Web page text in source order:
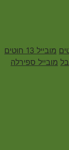
מובייל 13 חוטים
מובייל ספירלה